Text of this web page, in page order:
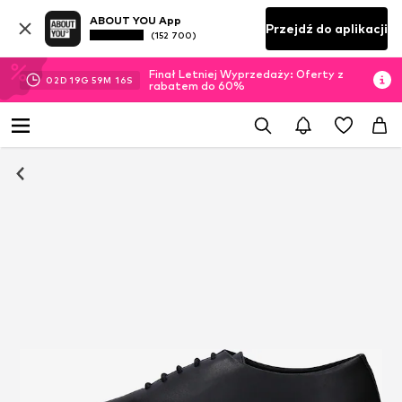
ABOUT YOU App
(152 700) Przejdź do aplikacji
02D 19G 59M 16S
Finał Letniej Wyprzedaży: Oferty z
rabatem do 60%